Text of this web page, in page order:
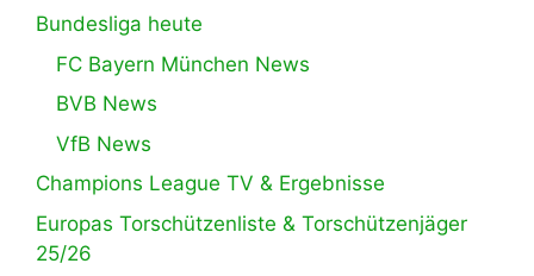
Bundesliga heute
FC Bayern München News
BVB News
VfB News
Champions League TV & Ergebnisse
Europas Torschützenliste & Torschützenjäger
25/26